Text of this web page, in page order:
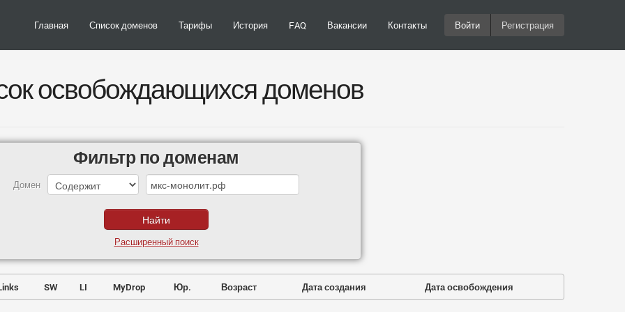
Главная Список доменов Тарифы История FAQ Вакансии Контакты Войти Регистрация
освобождающихся доменов
Фильтр по доменам
Домен
Расширенный поиск
SW LI MyDrop Юр. Возраст Дата создания Дата освобождения